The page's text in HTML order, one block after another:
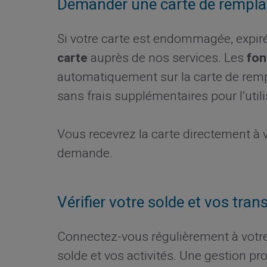
Demander une carte de
Si votre carte est endommagée,
carte auprès de nos services. Les
automatiquement sur la carte de
sans frais supplémentaires pour
Vous recevrez la carte directement
demande.
Vérifier votre solde et vos
Connectez-vous régulièrement à
solde et vos activités. Une gestion